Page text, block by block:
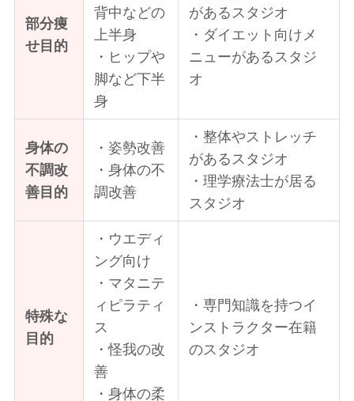
部分痩
せ目的
背中などの
上半身
・ヒップや
脚など下半
身
があるスタジオ
・ダイエット向けメ
ニューがあるスタジ
オ
身体の
不調改
善目的
・姿勢改善
・身体の不
調改善
・整体やストレッチ
があるスタジオ
・理学療法士が居る
スタジオ
特殊な
目的
・ウエディ
ング向け
・マタニテ
ィピラティ
ス
・怪我の改
善
・身体の柔
・専門知識を持つイ
ンストラクター在籍
のスタジオ